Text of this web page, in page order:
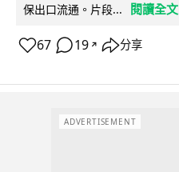
保出口流通。片段...
閱讀全文
67 19 ↗ 分享
ADVERTISEMENT